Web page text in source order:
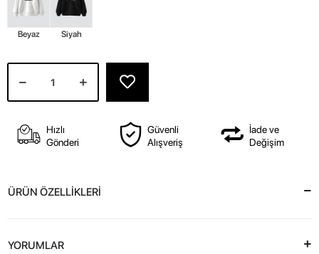
Beyaz Siyah
Hızlı
Gönderi
Güvenli
Alışveriş
İade ve
Değişim
ÜRÜN ÖZELLİKLERİ
YORUMLAR